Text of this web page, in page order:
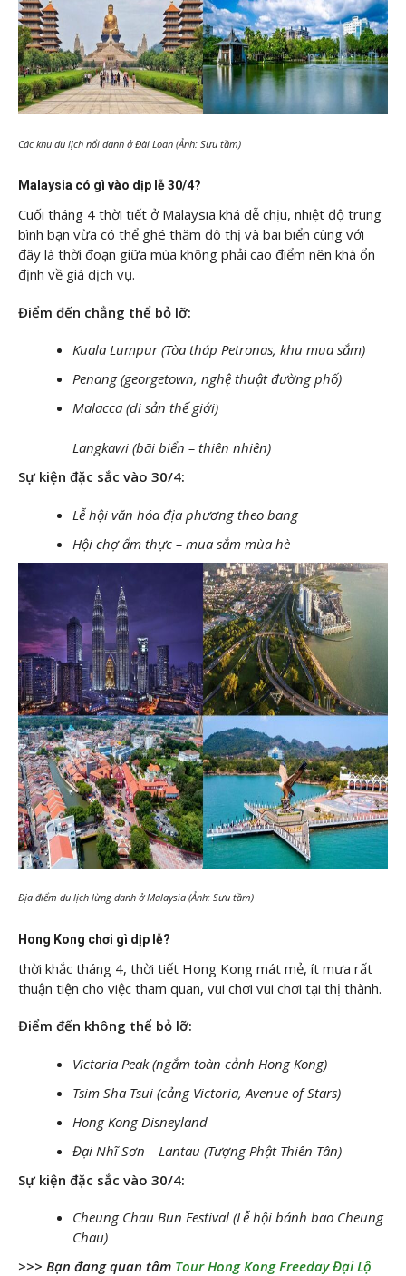
Các khu du lịch nổi danh ở Đài Loan (Ảnh: Sưu tầm)
Malaysia có gì vào dịp lễ 30/4?
Cuối tháng 4 thời tiết ở Malaysia khá dễ chịu, nhiệt độ trung
bình bạn vừa có thể ghé thăm đô thị và bãi biển cùng với
đây là thời đoạn giữa mùa không phải cao điểm nên khá ổn
định về giá dịch vụ.
Điểm đến chẳng thể bỏ lỡ:
Kuala Lumpur (Tòa tháp Petronas, khu mua sắm)
Penang (georgetown, nghệ thuật đường phố)
Malacca (di sản thế giới)
Langkawi (bãi biển – thiên nhiên)
Sự kiện đặc sắc vào 30/4:
Lễ hội văn hóa địa phương theo bang
Hội chợ ẩm thực – mua sắm mùa hè
Địa điểm du lịch lừng danh ở Malaysia (Ảnh: Sưu tầm)
Hong Kong chơi gì dịp lễ?
thời khắc tháng 4, thời tiết Hong Kong mát mẻ, ít mưa rất
thuận tiện cho việc tham quan, vui chơi vui chơi tại thị thành.
Điểm đến không thể bỏ lỡ:
Victoria Peak (ngắm toàn cảnh Hong Kong)
Tsim Sha Tsui (cảng Victoria, Avenue of Stars)
Hong Kong Disneyland
Đại Nhĩ Sơn – Lantau (Tượng Phật Thiên Tân)
Sự kiện đặc sắc vào 30/4:
Cheung Chau Bun Festival (Lễ hội bánh bao Cheung
Chau)
>>> Bạn đang quan tâm Tour Hong Kong Freeday Đại Lộ